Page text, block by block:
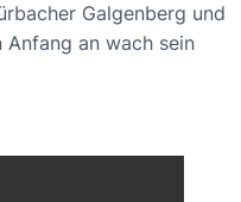
Galgenberg und
an wach sein